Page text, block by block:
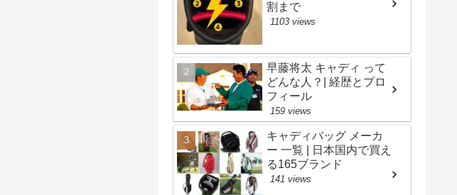
割まで
1103 views
早藤将太 キャディ って
どんな人？| 経歴とプロ
フィール
159 views
キャディバッグ メーカ
ー 一覧 | 日本国内で買え
る165ブランド
141 views